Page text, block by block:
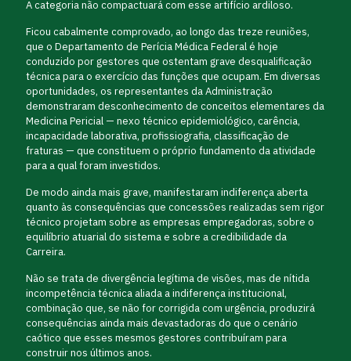
A categoria não compactuará com esse artifício ardiloso.
Ficou cabalmente comprovado, ao longo das treze reuniões,
que o Departamento de Perícia Médica Federal é hoje
conduzido por gestores que ostentam grave desqualificação
técnica para o exercício das funções que ocupam. Em diversas
oportunidades, os representantes da Administração
demonstraram desconhecimento de conceitos elementares da
Medicina Pericial — nexo técnico epidemiológico, carência,
incapacidade laborativa, profissiografia, classificação de
fraturas — que constituem o próprio fundamento da atividade
para a qual foram investidos.
De modo ainda mais grave, manifestaram indiferença aberta
quanto às consequências que concessões realizadas sem rigor
técnico projetam sobre as empresas empregadoras, sobre o
equilíbrio atuarial do sistema e sobre a credibilidade da
Carreira.
Não se trata de divergência legítima de visões, mas de nítida
incompetência técnica aliada a indiferença institucional,
combinação que, se não for corrigida com urgência, produzirá
consequências ainda mais devastadoras do que o cenário
caótico que esses mesmos gestores contribuíram para
construir nos últimos anos.